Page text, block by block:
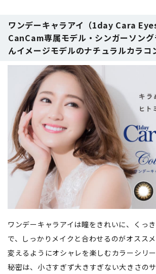
ワンデーキャラアイ（1day Cara
CanCam専属モデル・シンガーソン
んイメージモデルのナチュラルカラコ
ワンデーキャラアイは瞳をきれいに、くっ
で、しっかりメイクと合わせるのがオスス
変えるようにオシャレを楽しむカラーシリ
秘密は、小さすぎず大きすぎない大きさのサ